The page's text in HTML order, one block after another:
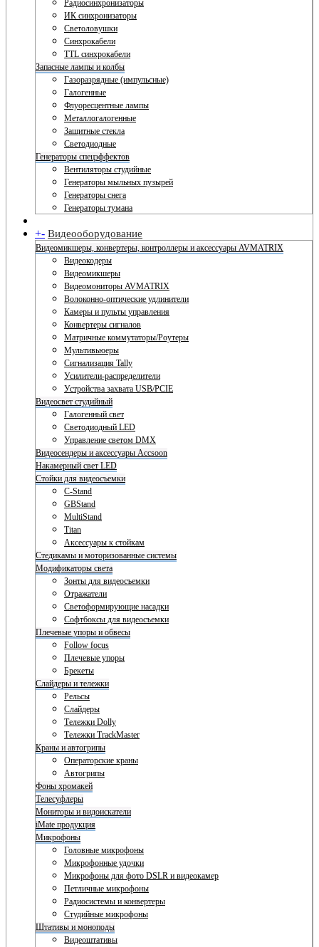
Радиосинхронизаторы
ИК синхронизаторы
Светоловушки
Синхрокабели
TTL синхрокабели
Запасные лампы и колбы
Газоразрядные (импульсные)
Галогенные
Флуоресцентные лампы
Металлогалогенные
Защитные стекла
Светодиодные
Генераторы спецэффектов
Вентиляторы студийные
Генераторы мыльных пузырей
Генераторы снега
Генераторы тумана
+- Видеооборудование
Видеомикшеры, конвертеры, контроллеры и аксессуары AVMATRIX
Видеокодеры
Видеомикшеры
Видеомониторы AVMATRIX
Волоконно-оптические удлинители
Камеры и пульты управления
Конвертеры сигналов
Матричные коммутаторы/Роутеры
Мультивьюеры
Сигнализация Tally
Усилители-распределители
Устройства захвата USB/PCIE
Видеосвет студийный
Галогенный свет
Светодиодный LED
Управление светом DMX
Видеосендеры и аксессуары Accsoon
Накамерный свет LED
Стойки для видеосъемки
C-Stand
GBStand
MultiStand
Titan
Аксессуары к стойкам
Стедикамы и моторизованные системы
Модификаторы света
Зонты для видеосъемки
Отражатели
Светоформирующие насадки
Софтбоксы для видеосъемки
Плечевые упоры и обвесы
Follow focus
Плечевые упоры
Брекеты
Слайдеры и тележки
Рельсы
Слайдеры
Тележки Dolly
Тележки TrackMaster
Краны и автогрипы
Операторские краны
Автогрипы
Фоны хромакей
Телесуфлеры
Мониторы и видоискатели
iMate продукция
Микрофоны
Головные микрофоны
Микрофонные удочки
Микрофоны для фото DSLR и видеокамер
Петличные микрофоны
Радиосистемы и конвертеры
Студийные микрофоны
Штативы и моноподы
Видеоштативы